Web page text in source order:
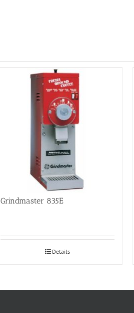
Grindmaster 835E
Details